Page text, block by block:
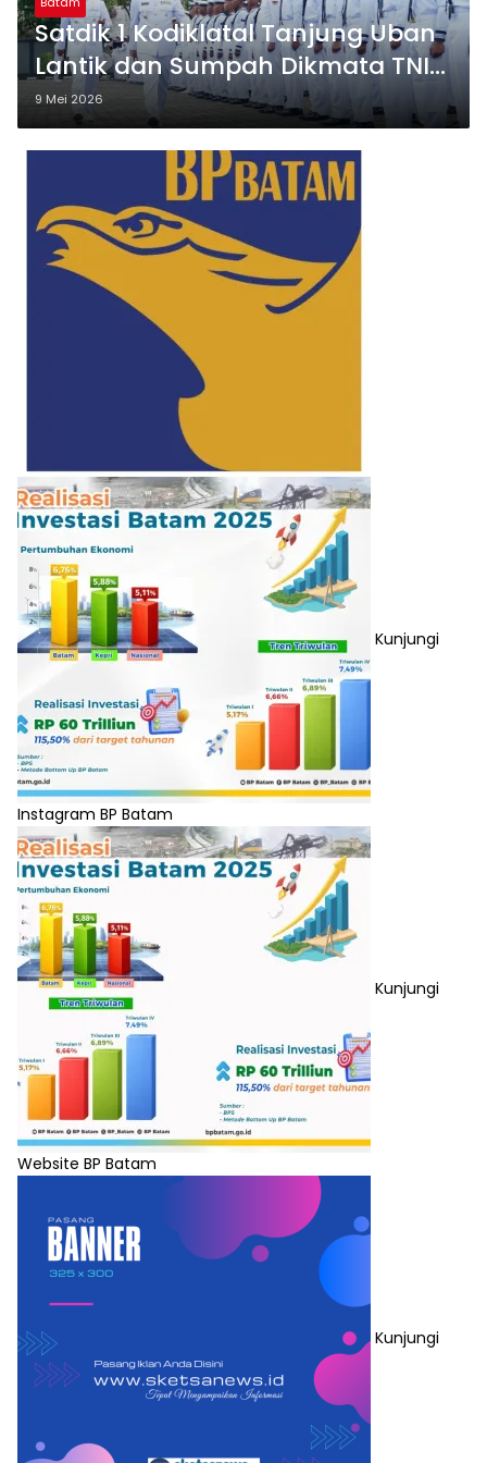
Satdik 1 Kodiklatal Tanjung Uban
Lantik dan Sumpah Dikmata TNI
AL Angkatan XLVI TA 2026
9 Mei 2026
Kunjungi
Instagram BP Batam
Kunjungi
Website BP Batam
Kunjungi